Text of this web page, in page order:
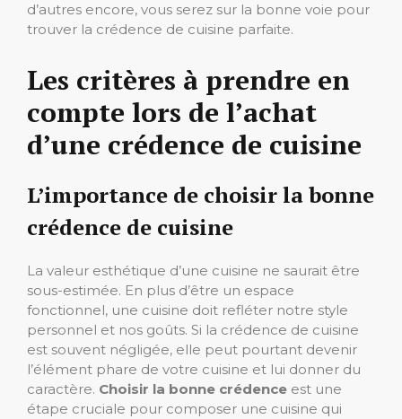
d’autres encore, vous serez sur la bonne voie pour
trouver la crédence de cuisine parfaite.
Les critères à prendre en
compte lors de l’achat
d’une crédence de cuisine
L’importance de choisir la bonne
crédence de cuisine
La valeur esthétique d’une cuisine ne saurait être
sous-estimée. En plus d’être un espace
fonctionnel, une cuisine doit refléter notre style
personnel et nos goûts. Si la crédence de cuisine
est souvent négligée, elle peut pourtant devenir
l’élément phare de votre cuisine et lui donner du
caractère. Choisir la bonne crédence est une
étape cruciale pour composer une cuisine qui